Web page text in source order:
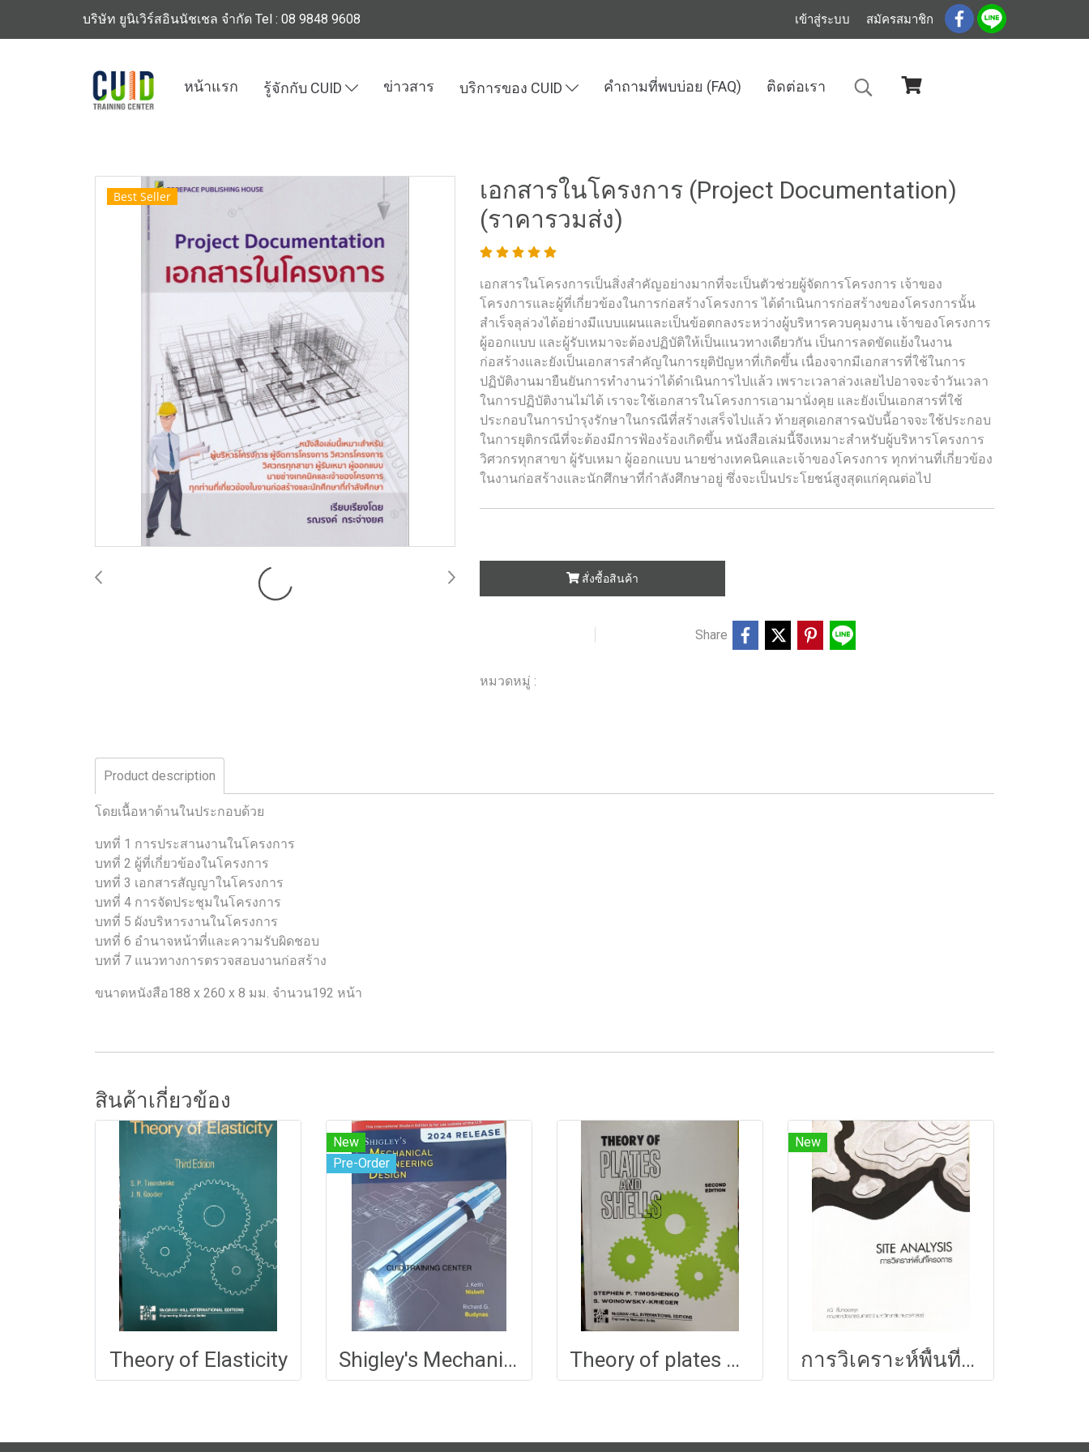
บริษัท ยูนิเวิร์สอินนัชเชล จำกัด Tel : 08 9848 9608 เข้าสู่ระบบ สมัครสมาชิก
หน้าแรก รู้จักกับ CUID ข่าวสาร บริการของ CUID คำถามที่พบบ่อย (FAQ) ติดต่อเรา
Best Seller
เอกสารในโครงการ (Project Documentation)
(ราคารวมส่ง)
เอกสารในโครงการเป็นสิ่งสำคัญอย่างมากที่จะเป็นตัวช่วยผู้จัดการโครงการ เจ้าของ
โครงการและผู้ที่เกี่ยวข้องในการก่อสร้างโครงการ ได้ดำเนินการก่อสร้างของโครงการนั้น
สำเร็จลุล่วงได้อย่างมีแบบแผนและเป็นข้อตกลงระหว่างผู้บริหารควบคุมงาน เจ้าของโครงการ
ผู้ออกแบบ และผู้รับเหมาจะต้องปฏิบัติให้เป็นแนวทางเดียวกัน เป็นการลดขัดแย้งในงาน
ก่อสร้างและยังเป็นเอกสารสำคัญในการยุติปัญหาที่เกิดขึ้น เนื่องจากมีเอกสารที่ใช้ในการ
ปฏิบัติงานมายืนยันการทำงานว่าได้ดำเนินการไปแล้ว เพราะเวลาล่วงเลยไปอาจจะจำวันเวลา
ในการปฏิบัติงานไม่ได้ เราจะใช้เอกสารในโครงการเอามานั่งคุย และยังเป็นเอกสารที่ใช้
ประกอบในการบำรุงรักษาในกรณีที่สร้างเสร็จไปแล้ว ท้ายสุดเอกสารฉบับนี้อาจจะใช้ประกอบ
ในการยุติกรณีที่จะต้องมีการฟ้องร้องเกิดขึ้น หนังสือเล่มนี้จึงเหมาะสำหรับผู้บริหารโครงการ
วิศวกรทุกสาขา ผู้รับเหมา ผู้ออกแบบ นายช่างเทคนิคและเจ้าของโครงการ ทุกท่านที่เกี่ยวข้อง
ในงานก่อสร้างและนักศึกษาที่กำลังศึกษาอยู่ ซึ่งจะเป็นประโยชน์สูงสุดแก่คุณต่อไป
สั่งซื้อสินค้า
Share
หมวดหมู่ :
Product description
โดยเนื้อหาด้านในประกอบด้วย
บทที่ 1 การประสานงานในโครงการ
บทที่ 2 ผู้ที่เกี่ยวข้องในโครงการ
บทที่ 3 เอกสารสัญญาในโครงการ
บทที่ 4 การจัดประชุมในโครงการ
บทที่ 5 ผังบริหารงานในโครงการ
บทที่ 6 อำนาจหน้าที่และความรับผิดชอบ
บทที่ 7 แนวทางการตรวจสอบงานก่อสร้าง
ขนาดหนังสือ188 x 260 x 8 มม. จำนวน192 หน้า
สินค้าเกี่ยวข้อง
Theory of Elasticity
New
Pre-Order
Shigley's Mechanical Engineering Design Theory of plates and shells
New
การวิเคราะห์พื้นที่โครงการ 146